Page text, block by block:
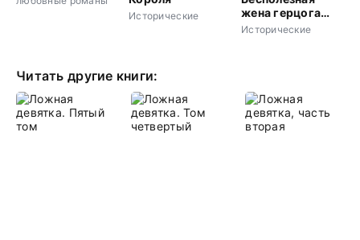
Исторические
жена герцога
южных земель
Исторические
Читать другие книги: